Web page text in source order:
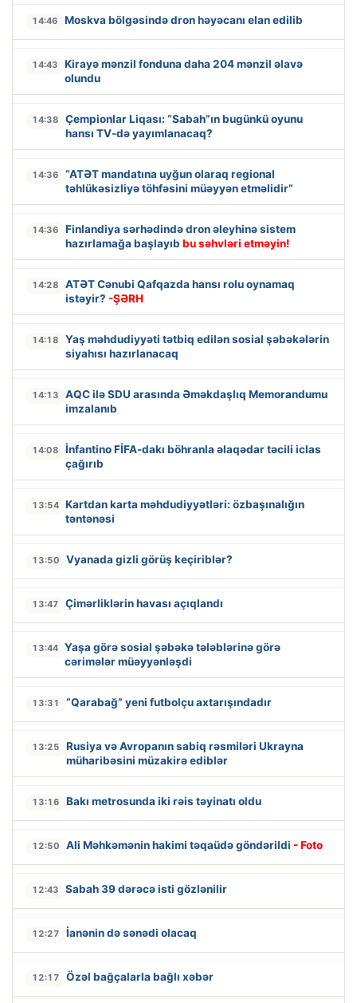
14:46 Moskva bölgəsində dron həyəcanı elan edilib
14:43
Kirayə mənzil fonduna daha 204 mənzil əlavə
olundu
14:38
Çempionlar Liqası: “Sabah”ın bugünkü oyunu
hansı TV-də yayımlanacaq?
14:36
“ATƏT mandatına uyğun olaraq regional
təhlükəsizliyə töhfəsini müəyyən etməlidir”
14:36
Finlandiya sərhədində dron əleyhinə sistem
hazırlamağa başlayıb bu səhvləri etməyin!
14:28
ATƏT Cənubi Qafqazda hansı rolu oynamaq
istəyir? -ŞƏRH
14:18
Yaş məhdudiyyəti tətbiq edilən sosial şəbəkələrin
siyahısı hazırlanacaq
14:13
AQC ilə SDU arasında Əməkdaşlıq Memorandumu
imzalanıb
14:08
İnfantino FİFA-dakı böhranla əlaqədar təcili iclas
çağırıb
13:54 Kartdan karta məhdudiyyətləri: özbaşınalığın
təntənəsi
13:50 Vyanada gizli görüş keçiriblər?
13:47 Çimərliklərin havası açıqlandı
13:44 Yaşa görə sosial şəbəkə tələblərinə görə
cərimələr müəyyənləşdi
13:31 “Qarabağ” yeni futbolçu axtarışındadır
13:25
Rusiya və Avropanın sabiq rəsmiləri Ukrayna
müharibəsini müzakirə ediblər
13:16 Bakı metrosunda iki rəis təyinatı oldu
12:50 Ali Məhkəmənin hakimi təqaüdə göndərildi - Foto
12:43 Sabah 39 dərəcə isti gözlənilir
12:27 İanənin də sənədi olacaq
12:17 Özəl bağçalarla bağlı xəbər